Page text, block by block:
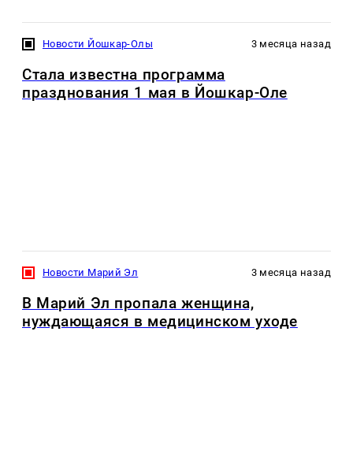
Новости Йошкар-Олы 3 месяца назад
Стала известна программа
празднования 1 мая в Йошкар-Оле
Новости Марий Эл 3 месяца назад
В Марий Эл пропала женщина,
нуждающаяся в медицинском уходе